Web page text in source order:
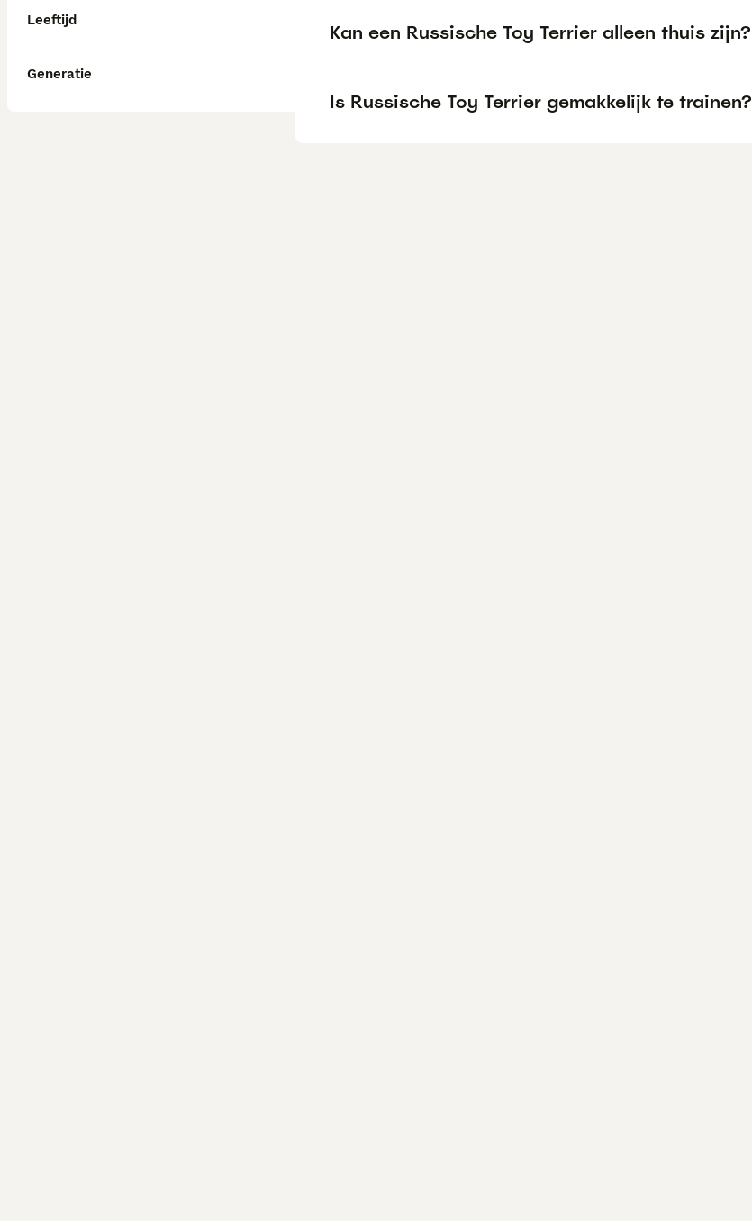
Leeftijd
Generatie
Kan een Russische Toy Terrier alleen thuis zijn?
Is Russische Toy Terrier gemakkelijk te trainen?